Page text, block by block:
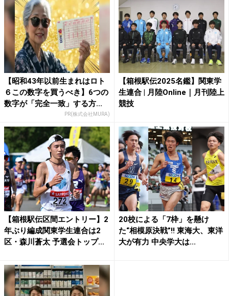
【昭和43年以前生まれはロト
６この数字を買うべき】6つの
数字が「完全一致」する方...
PR(株式会社MURA)
【箱根駅伝2025名鑑】関東学
生連合 | 月陸Online｜月刊陸上
競技
【箱根駅伝区間エントリー】2
年ぶり編成関東学生連合は2
区・森川蒼太 予選会トップ...
20校による「7枠」を懸け
た“相模原決戦”!! 東海大、東洋
大が有力 中央学大は...